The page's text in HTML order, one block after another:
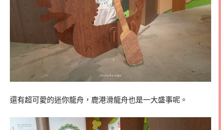
還有超可愛的迷你龍舟，鹿港滑龍舟也是一大盛事呢。